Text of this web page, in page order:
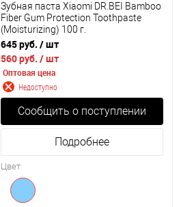
Зубная паста Xiaomi DR.BEI Bamboo
Fiber Gum Protection Toothpaste
(Moisturizing) 100 г.
645 руб. / шт
560 руб. / шт
Оптовая цена
Недоступно
Сообщить о поступлении
Подробнее
Цвет